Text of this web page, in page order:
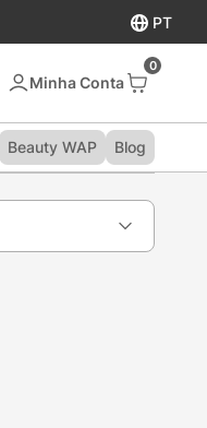
PT
0
Beauty WAP Blog